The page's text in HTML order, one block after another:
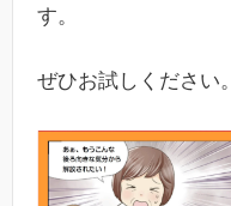
す。
ぜひお試しください。